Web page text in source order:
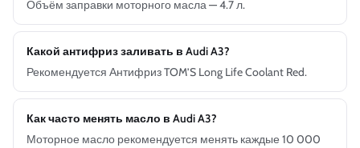
Объём заправки моторного масла — 4.7 л.
Какой антифриз заливать в Audi A3?
Рекомендуется Антифриз TOM’S Long Life Coolant Red.
Как часто менять масло в Audi A3?
Моторное масло рекомендуется менять каждые 10 000